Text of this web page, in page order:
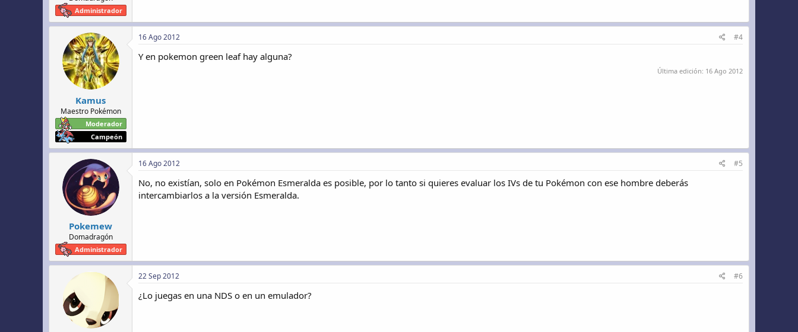
Administrador
Kamus
Maestro Pokémon
Moderador
Campeón
16 Ago 2012 #4
Y en pokemon green leaf hay alguna?
Última edición: 16 Ago 2012
Pokemew
Domadragón
Administrador
16 Ago 2012 #5
No, no existían, solo en Pokémon Esmeralda es posible, por lo tanto si quieres evaluar los IVs de tu Pokémon con ese hombre deberás
intercambiarlos a la versión Esmeralda.
22 Sep 2012 #6
¿Lo juegas en una NDS o en un emulador?